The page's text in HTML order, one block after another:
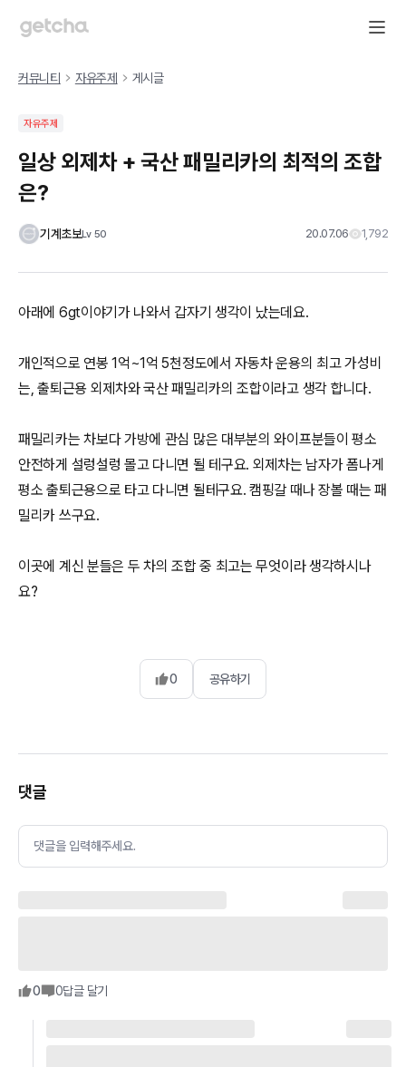
커뮤니티 자유주제 게시글
자유주제
일상 외제차 + 국산 패밀리카의 최적의 조합
은?
기계초보Lv 50 20.07.06 1,792
아래에 6gt이야기가 나와서 갑자기 생각이 났는데요.
개인적으로 연봉 1억~1억 5천정도에서 자동차 운용의 최고 가성비
는, 출퇴근용 외제차와 국산 패밀리카의 조합이라고 생각 합니다.
패밀리카는 차보다 가방에 관심 많은 대부분의 와이프분들이 평소
안전하게 설렁설렁 몰고 다니면 될 테구요. 외제차는 남자가 폼나게
평소 출퇴근용으로 타고 다니면 될테구요. 캠핑갈 때나 장볼 때는 패
밀리카 쓰구요.
이곳에 계신 분들은 두 차의 조합 중 최고는 무엇이라 생각하시나
요?
0 공유하기
댓글
댓글을 입력해주세요.
0 0답글 달기